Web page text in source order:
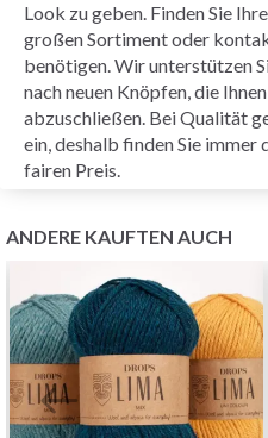
Look zu geben. Finden Sie
großen Sortiment oder
benötigen. Wir unterstützen
nach neuen Knöpfen, die
abzuschließen. Bei Qualität
ein, deshalb finden Sie immer
fairen Preis.
ANDERE KAUFTEN AUCH